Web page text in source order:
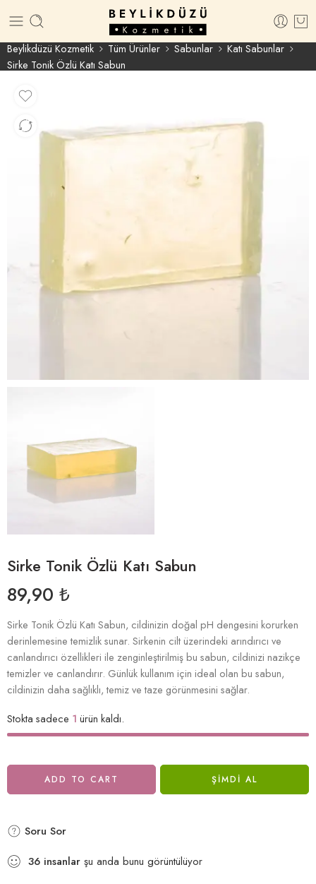
Beylikdüzü Kozmetik Tüm Ürünler Sabunlar
Katı Sabunlar
Sirke Tonik Özlü Katı Sabun
Sirke Tonik Özlü Katı Sabun
89,90 ₺
Sirke Tonik Özlü Katı Sabun, cildinizin doğal pH dengesini korurken
derinlemesine temizlik sunar. Sirkenin cilt üzerindeki arındırıcı ve
canlandırıcı özellikleri ile zenginleştirilmiş bu sabun, cildinizi nazikçe
temizler ve canlandırır. Günlük kullanım için ideal olan bu sabun,
cildinizin daha sağlıklı, temiz ve taze görünmesini sağlar.
Stokta sadece 1 ürün kaldı.
ADD TO CART ŞIMDI AL
Soru Sor
36 insanlar şu anda bunu görüntülüyor